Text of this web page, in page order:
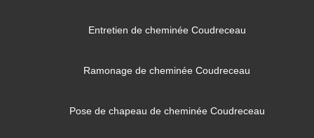
Entretien de cheminée Coudreceau
Ramonage de cheminée Coudreceau
Pose de chapeau de cheminée Coudreceau